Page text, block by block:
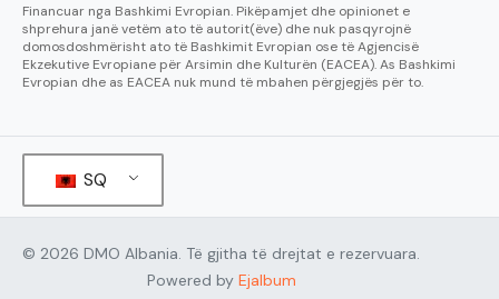
Financuar nga Bashkimi Evropian. Pikëpamjet dhe opinionet e
shprehura janë vetëm ato të autorit(ëve) dhe nuk pasqyrojnë
domosdoshmërisht ato të Bashkimit Evropian ose të Agjencisë
Ekzekutive Evropiane për Arsimin dhe Kulturën (EACEA). As Bashkimi
Evropian dhe as EACEA nuk mund të mbahen përgjegjës për to.
SQ
© 2026 DMO Albania. Të gjitha të drejtat e rezervuara.
Powered by Ejalbum